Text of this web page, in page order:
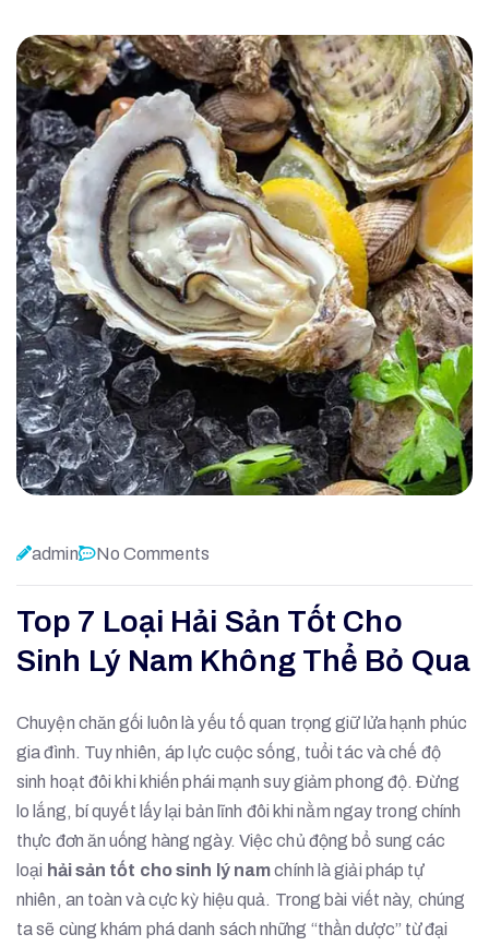
admin No Comments
Top 7 Loại Hải Sản Tốt Cho
Sinh Lý Nam Không Thể Bỏ Qua
Chuyện chăn gối luôn là yếu tố quan trọng giữ lửa hạnh phúc
gia đình. Tuy nhiên, áp lực cuộc sống, tuổi tác và chế độ
sinh hoạt đôi khi khiến phái mạnh suy giảm phong độ. Đừng
lo lắng, bí quyết lấy lại bản lĩnh đôi khi nằm ngay trong chính
thực đơn ăn uống hàng ngày. Việc chủ động bổ sung các
loại hải sản tốt cho sinh lý namchính là giải pháp tự
nhiên, an toàn và cực kỳ hiệu quả. Trong bài viết này, chúng
ta sẽ cùng khám phá danh sách những “thần dược” từ đại